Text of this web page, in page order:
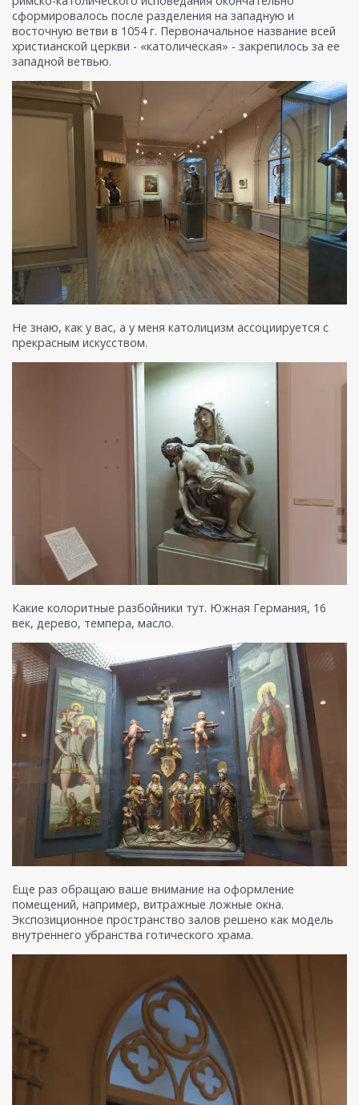
сформировалось после разделения на западную и
восточную ветви в 1054 г. Первоначальное название всей
христианской церкви - «католическая» - закрепилось за ее
западной ветвью.
Не знаю, как у вас, а у меня католицизм ассоциируется с
прекрасным искусством.
Какие колоритные разбойники тут. Южная Германия, 16
век, дерево, темпера, масло.
Еще раз обращаю ваше внимание на оформление
помещений, например, витражные ложные окна.
Экспозиционное пространство залов решено как модель
внутреннего убранства готического храма.